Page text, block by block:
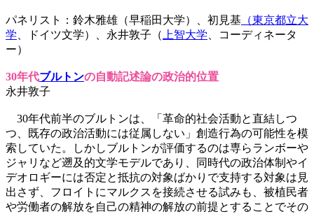
パネリスト：鈴木雅雄（早稲田大学）、初見基 （東京都立大
学 、ドイツ文学）、永井敦子（ 上智大学 、コーディネータ
ー）
30年代ブルトンの自動記述論の政治的位置
永井敦子
30年代前半のブルトンは、「革命的社会活動と直結しつ
つ、既存の政治活動には従属しない」創造行為の可能性を模
索していた。しかしブルトンが評価するのは専らランボーや
ジャリなど遡及的文学モデルであり、同時代の政治体制やイ
デオロギーには否定と抵抗の対象ばかりで支持する対象は見
出さず、フロイトにマルクスを接続させる試みも、被植民者
や労働者の解放を自己の精神の解放の前提とすることでその